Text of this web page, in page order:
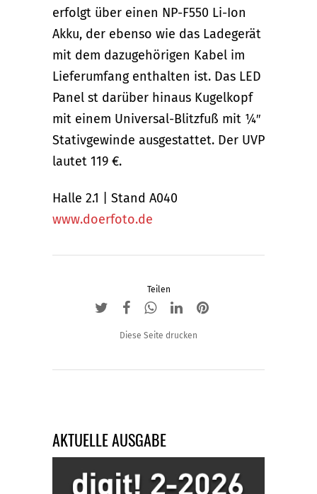
erfolgt über einen NP-F550 Li-Ion
Akku, der ebenso wie das Ladegerät
mit dem dazugehörigen Kabel im
Lieferumfang enthalten ist. Das LED
Panel st darüber hinaus Kugelkopf
mit einem Universal-Blitzfuß mit 1⁄4″
Stativgewinde ausgestattet. Der UVP
lautet 119 €.
Halle 2.1 | Stand A040
www.doerfoto.de
Teilen
Diese Seite drucken
AKTUELLE AUSGABE